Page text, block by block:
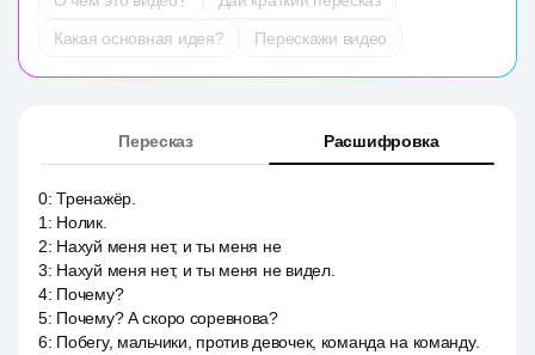
Какая основная идея?
Перескажи видео
Пересказ Расшифровка
0:Тренажёр.
1 : Нолик.
2: Нахуй меня нет, и ты меня не
3: Нахуй меня нет, и ты меня не видел.
4: Почему?
5: Почему? А скоро соревнова?
6: Побегу, мальчики, против девочек, команда на команду.